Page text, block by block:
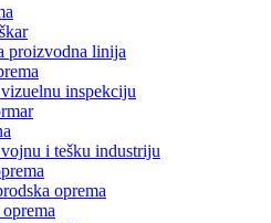
proizvodna linija
inspekciju
i tešku industriju
oprema